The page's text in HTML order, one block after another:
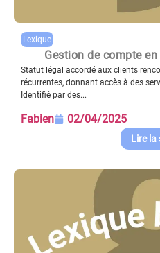
Lexique
Gestion de compte
Statut légal accordé aux clients
récurrentes, donnant accès à des
Identifié par des...
Fabien 02/04/2025
Lire la